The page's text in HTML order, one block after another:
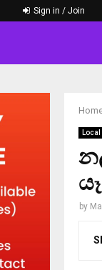
Sign in / Join
by